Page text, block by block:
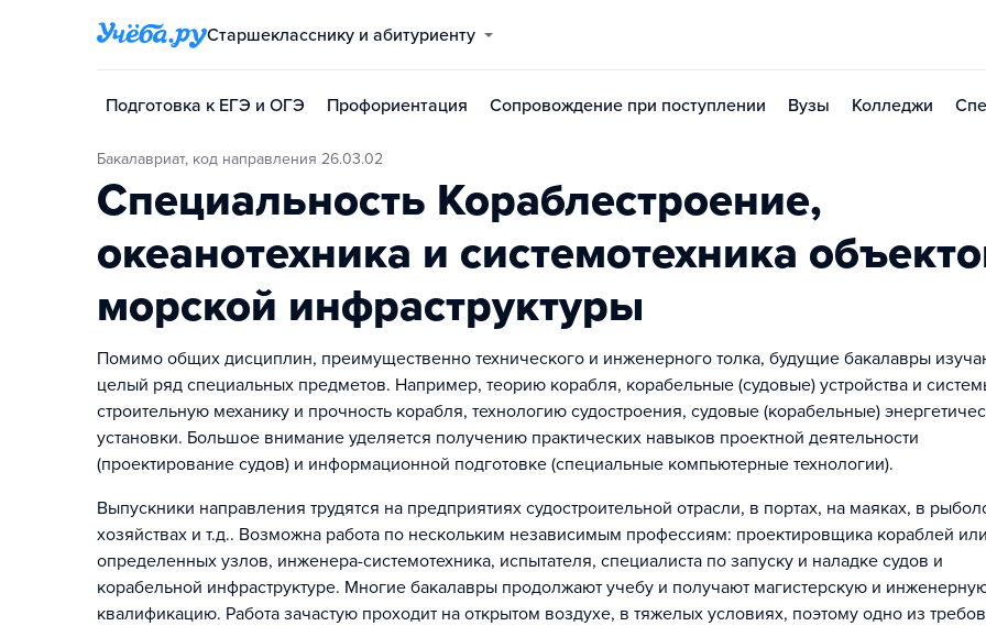
Старшекласснику и абитуриенту
Подготовка к ЕГЭ и ОГЭ Профориентация Сопровождение при поступлении Вузы Колледжи
Бакалавриат, код направления 26.03.02
Специальность Кораблестроение,
океанотехника и системотехника
морской инфраструктуры
Помимо общих дисциплин, преимущественно технического и инженерного толка, будущие бакалавры
целый ряд специальных предметов. Например, теорию корабля, корабельные (судовые) устройства и
строительную механику и прочность корабля, технологию судостроения, судовые (корабельные)
установки. Большое внимание уделяется получению практических навыков проектной деятельности
(проектирование судов) и информационной подготовке (специальные компьютерные технологии).
Выпускники направления трудятся на предприятиях судостроительной отрасли, в портах, на маяках, в
хозяйствах и т.д.. Возможна работа по нескольким независимым профессиям: проектировщика кораблей или
определенных узлов, инженера-системотехника, испытателя, специалиста по запуску и наладке судов и
корабельной инфраструктуре. Многие бакалавры продолжают учебу и получают магистерскую и
квалификацию. Работа зачастую проходит на открытом воздухе, в тяжелых условиях, поэтому одно из